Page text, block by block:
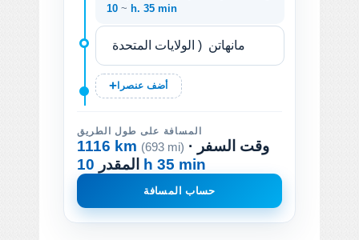
~ 10 h. 35 min
أضف عنصرا
المسافة على طول الطريق
1116 km (693 mi) · وقت السفر
المقدر 10 h 35 min
حساب المسافة